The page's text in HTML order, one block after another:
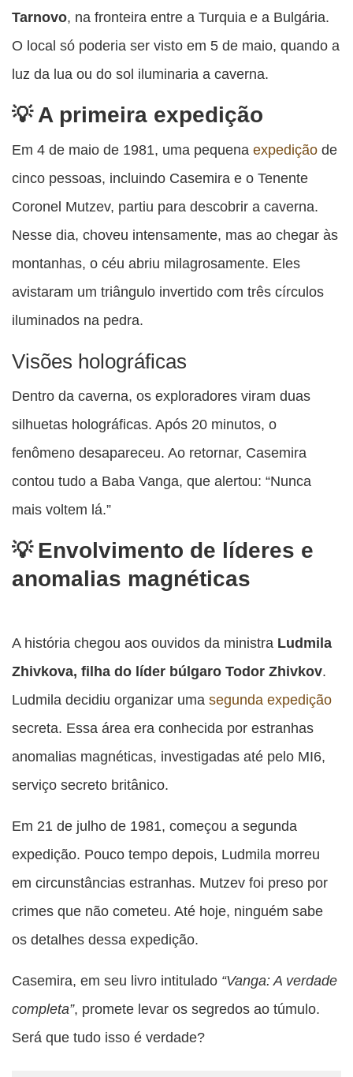
Tarnovo, na fronteira entre a Turquia e a Bulgária.
O local só poderia ser visto em 5 de maio, quando a
luz da lua ou do sol iluminaria a caverna.
A primeira expedição
Em 4 de maio de 1981, uma pequena expedição de
cinco pessoas, incluindo Casemira e o Tenente
Coronel Mutzev, partiu para descobrir a caverna.
Nesse dia, choveu intensamente, mas ao chegar às
montanhas, o céu abriu milagrosamente. Eles
avistaram um triângulo invertido com três círculos
iluminados na pedra.
Visões holográficas
Dentro da caverna, os exploradores viram duas
silhuetas holográficas. Após 20 minutos, o
fenômeno desapareceu. Ao retornar, Casemira
contou tudo a Baba Vanga, que alertou: “Nunca
mais voltem lá.”
Envolvimento de líderes e
anomalias magnéticas
A história chegou aos ouvidos da ministra Ludmila
Zhivkova, filha do líder búlgaro Todor Zhivkov.
Ludmila decidiu organizar uma segunda expedição
secreta. Essa área era conhecida por estranhas
anomalias magnéticas, investigadas até pelo MI6,
serviço secreto britânico.
Em 21 de julho de 1981, começou a segunda
expedição. Pouco tempo depois, Ludmila morreu
em circunstâncias estranhas. Mutzev foi preso por
crimes que não cometeu. Até hoje, ninguém sabe
os detalhes dessa expedição.
Casemira, em seu livro intitulado “Vanga: A verdade
completa”, promete levar os segredos ao túmulo.
Será que tudo isso é verdade?